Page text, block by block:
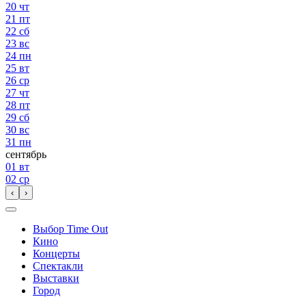
20 чт
21 пт
22 сб
23 вс
24 пн
25 вт
26 ср
27 чт
28 пт
29 сб
30 вс
31 пн
сентябрь
01 вт
02 ср
‹ ›
Выбор Time Out
Кино
Концерты
Спектакли
Выставки
Город